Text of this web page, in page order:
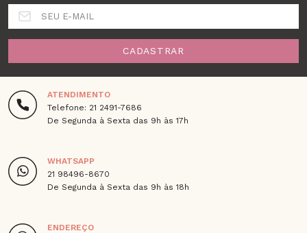
SEU E-MAIL
CADASTRAR
ATENDIMENTO
Telefone: 21 2491-7686
De Segunda à Sexta das 9h às 17h
WHATSAPP
21 98496-8670
De Segunda à Sexta das 9h às 18h
ENDEREÇO